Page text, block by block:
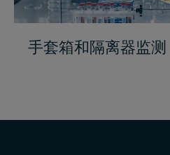
手套箱和隔离器监测